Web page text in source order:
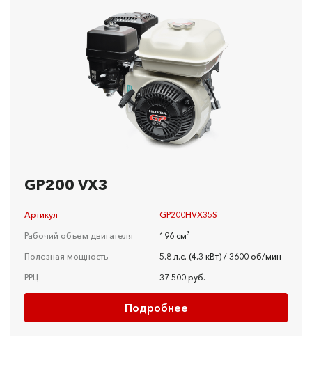
GP200 VX3
Артикул
GP200HVX35S
Рабочий объем двигателя
196 см³
Полезная мощность
5.8 л.c. (4.3 кBт) / 3600 об/мин
РРЦ
37 500 руб.
Подробнее